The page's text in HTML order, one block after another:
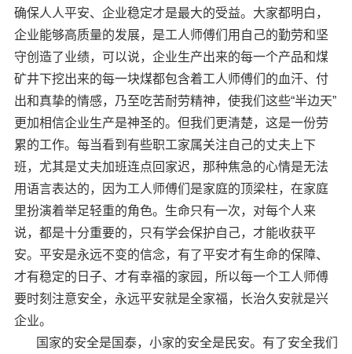
确保人人平安、企业稳定才是最大的受益。大家都明白，
企业能够高质量的发展，是工人师傅们用自己的勤劳和坚
守创造了业绩，可以说，企业生产出来的每一个产品和煤
矿井下挖出来的每一块煤都包含着工人师傅们的血汗、付
出和真挚的情感，乃至吃苦耐劳精神，使我们这些“半边天”
更加相信企业生产是神圣的。但我们更清楚，这是一份劳
累的工作。每当看到有些职工家属关注自己的丈夫上下
班，尤其是丈夫加班连点回家迟，那种焦急的心情是无法
用语言表达的，因为工人师傅们是家庭的顶梁柱，在家庭
里扮演着举足轻重的角色。生命只有一次，对每个人来
说，都是十分重要的，只有学会保护自己，才能收获平
安。平安是永远不变的信念，有了平安才有生命的保障、
才有稳定的日子、才有幸福的家园，所以每一个工人师傅
要时刻注意安全，永远平安就是全家福，长治久安就是兴
企业。
国家的安全是国泰，小家的安全是民安。有了安全我们